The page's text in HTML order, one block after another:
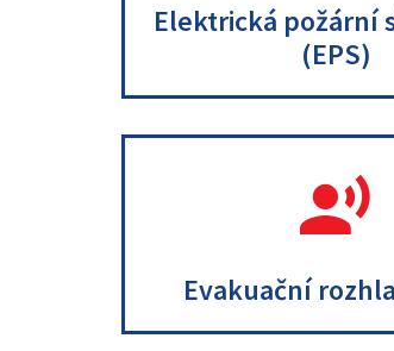
Elektrická požární
(EPS)
Evakuační